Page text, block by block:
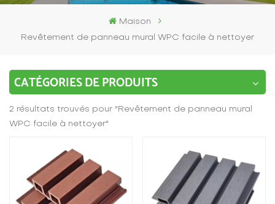
Maison
Revêtement de panneau mural WPC facile à nettoyer
CATÉGORIES DE PRODUITS
2 résultats trouvés pour "Revêtement de panneau mural
WPC facile à nettoyer"